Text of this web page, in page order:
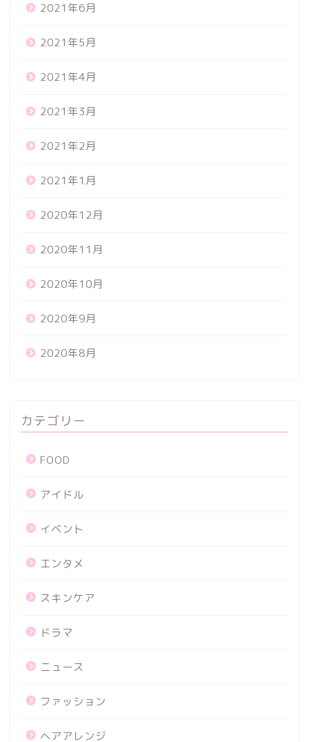
2021年6月
2021年5月
2021年4月
2021年3月
2021年2月
2021年1月
2020年12月
2020年11月
2020年10月
2020年9月
2020年8月
カテゴリー
FOOD
アイドル
イベント
エンタメ
スキンケア
ドラマ
ニュース
ファッション
ヘアアレンジ